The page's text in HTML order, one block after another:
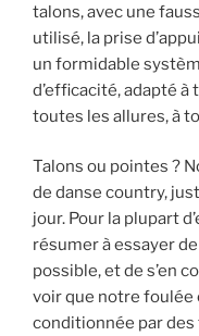
talons, avec une
utilisé, la prise
un formidable
d’efficacité, adapté
toutes les allures, à
Talons ou pointes ?
de danse country,
jour. Pour la plupart
résumer à essayer
possible, et de s’en
voir que notre foulée
conditionnée par